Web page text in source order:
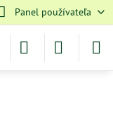
Panel používateľa